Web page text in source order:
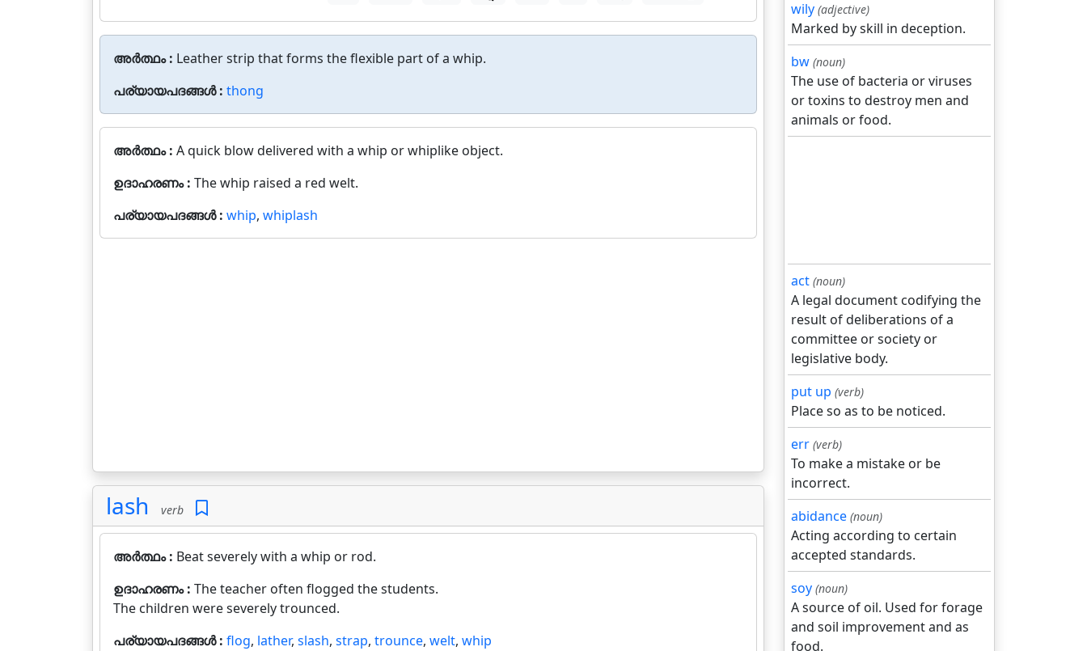
അർത്ഥം : Leather strip that forms the flexible part of a whip.
പര്യായപദങ്ങൾ : thong
അർത്ഥം : A quick blow delivered with a whip or whiplike object.
ഉദാഹരണം : The whip raised a red welt.
പര്യായപദങ്ങൾ : whip, whiplash
lash verb
അർത്ഥം : Beat severely with a whip or rod.
ഉദാഹരണം : The teacher often flogged the students.
The children were severely trounced.
പര്യായപദങ്ങൾ : flog, lather, slash, strap, trounce, welt, whip
wily (adjective)
Marked by skill in deception.
bw (noun)
The use of bacteria or viruses
or toxins to destroy men and
animals or food.
act (noun)
A legal document codifying the
result of deliberations of a
committee or society or
legislative body.
put up (verb)
Place so as to be noticed.
err (verb)
To make a mistake or be
incorrect.
abidance (noun)
Acting according to certain
accepted standards.
soy (noun)
A source of oil. Used for forage
and soil improvement and as
food.